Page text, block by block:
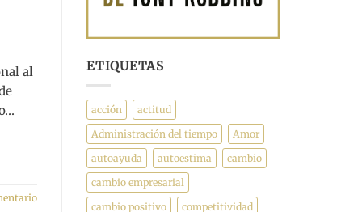
al
ETIQUETAS
acción
actitud
Administración del tiempo
Amor
autoayuda
autoestima
cambio
cambio empresarial
cambio positivo
competitividad